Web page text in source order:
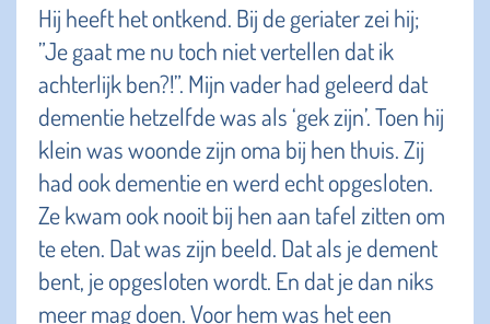
Hij heeft het ontkend. Bij de geriater zei hij;
”Je gaat me nu toch niet vertellen dat ik
achterlijk ben?!”. Mijn vader had geleerd dat
dementie hetzelfde was als ‘gek zijn’. Toen hij
klein was woonde zijn oma bij hen thuis. Zij
had ook dementie en werd echt opgesloten.
Ze kwam ook nooit bij hen aan tafel zitten om
te eten. Dat was zijn beeld. Dat als je dement
bent, je opgesloten wordt. En dat je dan niks
meer mag doen. Voor hem was het een